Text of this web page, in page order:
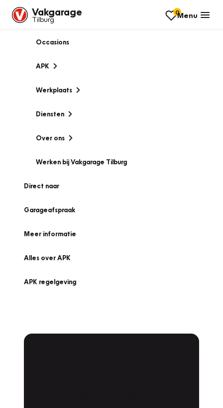
Vakgarage
Tilburg
0Menu
Occasions
APK
Werkplaats
Diensten
Over ons
Werken bij Vakgarage Tilburg
Direct naar
Garageafspraak
Meer informatie
Alles over APK
APK regelgeving